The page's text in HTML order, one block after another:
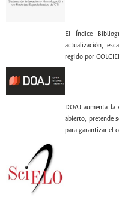
El Índice
actualización,
regido por
DOAJ aumenta
abierto, pretende
para garantizar el